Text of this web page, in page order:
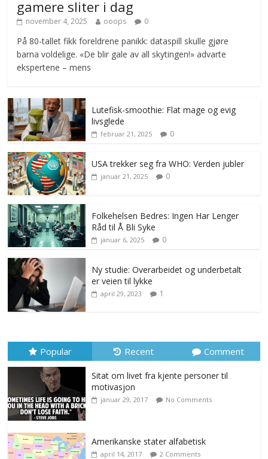
gamere sliter i dag
november 4, 2025 ooops 0
På 80-tallet fikk foreldrene panikk: dataspill skulle gjøre
barna voldelige. «De blir gale av all skytingen!» advarte
ekspertene – mens
Lutefisk-smoothie: Flat mage og evig
livsglede
februar 21, 2025 0
USA trekker seg fra WHO: Verden jubler
januar 21, 2025 0
Folkehelsen Bedres: Ingen Har Lenger
Råd til Å Bli Syke
januar 6, 2025 0
Ny studie: Overarbeidet og underbetalt
er veien til lykke
april 29, 2023 1
Popular Recent Comment
Sitat om livet fra kjente personer til
motivasjon
januar 29, 2017 No Comments
Amerikanske stater alfabetisk
april 14, 2017 2 Comments